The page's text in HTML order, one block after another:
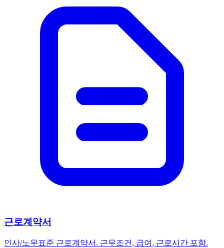
근로계약서
인사/노무표준 근로계약서. 근무조건, 급여, 근로시간 포함.